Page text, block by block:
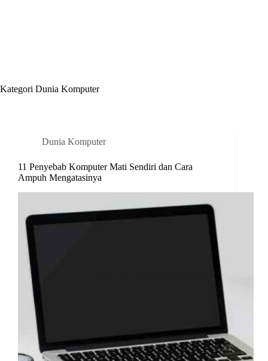
Kategori Dunia Komputer
Dunia Komputer
11 Penyebab Komputer Mati Sendiri dan Cara
Ampuh Mengatasinya